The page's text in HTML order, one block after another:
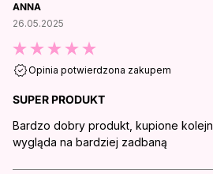
ANNA
26.05.2025
Opinia potwierdzona zakupem
SUPER PRODUKT
Bardzo dobry produkt, kupione
wygląda na bardziej zadbaną